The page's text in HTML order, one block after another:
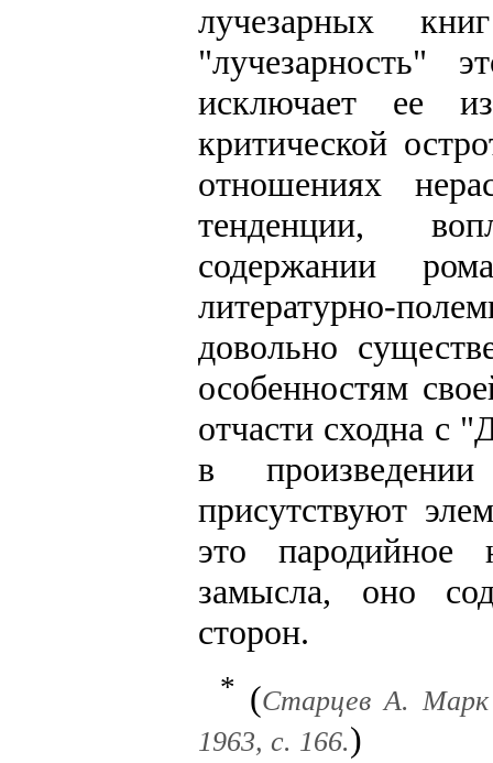
лучезарных
"лучезарность"
исключает ее
критической
отношениях
тенденции,
содержании
литературно-
довольно
особенностям
отчасти сходна с
в
присутствуют
это пародийное
замысла, оно
сторон.
* (Старцев А. Марк
1963, с. 166.)